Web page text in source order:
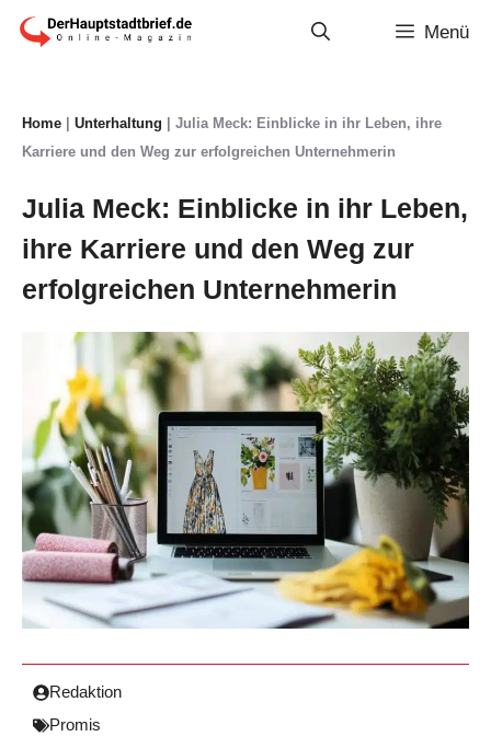
Zum
Menü
Home Unterhaltung
Julia Meck: Einblicke in ihr Leben, ihre
Karriere und den Weg zur erfolgreichen Unternehmerin
Julia Meck: Einblicke in ihr Leben,
ihre Karriere und den Weg zur
erfolgreichen Unternehmerin
Redaktion
Promis